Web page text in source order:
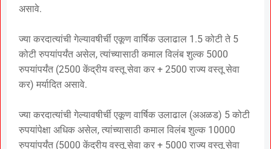
असावे.
ज्या करदात्यांची गेल्यावषीर्ची एकूण वार्षिक उलाढाल 1.5 कोटी ते 5
कोटी रुपयांपर्यंत असेल, त्यांच्यासाठी कमाल विलंब शुल्क 5000
रुपयांपर्यंत (2500 केंद्रीय वस्तू सेवा कर + 2500 राज्य वस्तू सेवा
कर) मर्यादित असावे.
ज्या करदात्यांची गेल्यावषीर्ची एकूण वार्षिक उलाढाल (अअळड) 5 कोटी
रुपयांपेक्षा अधिक असेल, त्यांच्यासाठी कमाल विलंब शुल्क 10000
रुपयांपर्यंत (5000 केंद्रीय वस्तू सेवा कर + 5000 राज्य वस्तू सेवा